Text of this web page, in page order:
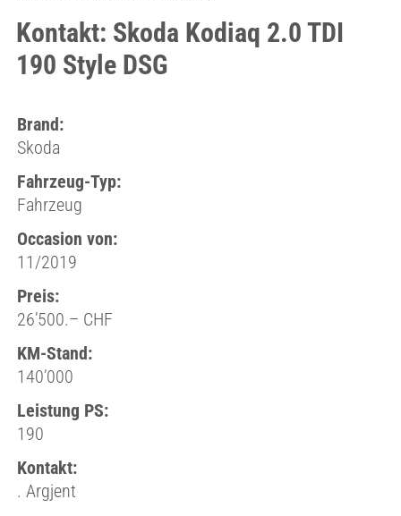
Kontakt: Skoda Kodiaq 2.0 TDI
190 Style DSG
Brand:
Skoda
Fahrzeug-Typ:
Fahrzeug
Occasion von:
11/2019
Preis:
26’500.– CHF
KM-Stand:
140’000
Leistung PS:
190
Kontakt:
. Argjent